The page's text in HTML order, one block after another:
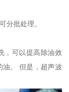
分批处理。
，可以提高除油效
油。 但是，超声波